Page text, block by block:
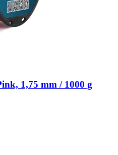
1,75 mm / 1000 g